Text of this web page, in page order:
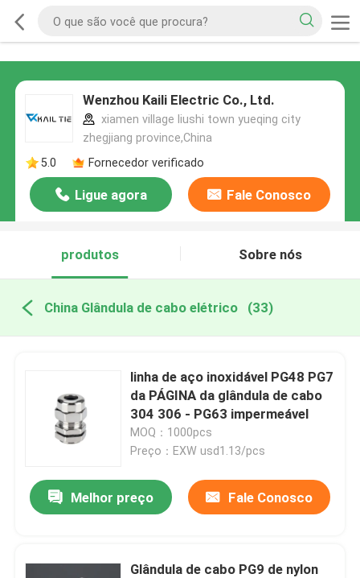
Wenzhou Kaili Electric Co., Ltd.
xiamen village liushi town yueqing city
zhegjiang province,China
5.0
Fornecedor verificado
Ligue agora Fale Conosco
produtos Sobre nós
China Glândula de cabo elétrico (33)
linha de aço inoxidável PG48 PG7
da PÁGINA da glândula de cabo
304 306 - PG63 impermeável
MOQ：1000pcs
Preço：EXW usd1.13/pcs
Melhor preço Fale Conosco
Glândula de cabo PG9 de nylon